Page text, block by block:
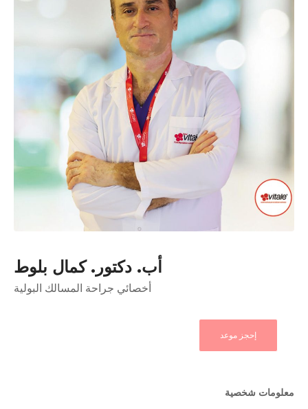
أب. دكتور. كمال بلوط
أخصائي جراحة المسالك البولية
إحجز موعد
معلومات شخصية